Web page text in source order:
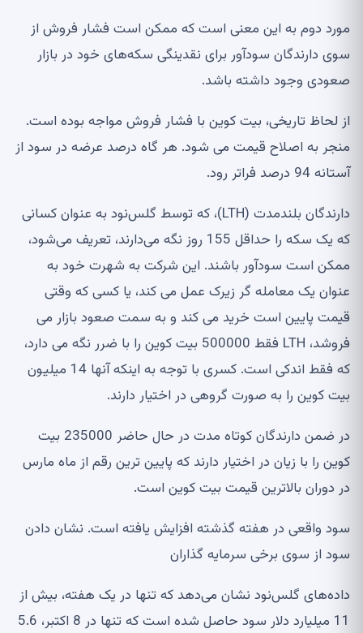
دوم به این معنی است که ممکن است فشار فروش از
دارندگان سودآور برای نقدینگی سکه‌های خود در بازار
وجود داشته باشد.
لحاظ تاریخی، بیت کوین با فشار فروش مواجه بوده است.
به اصلاح قیمت می شود. هر گاه درصد عرضه در سود از
94 درصد فراتر رود.
دارندگان بلندمدت (LTH)، که توسط گلس‌نود به عنوان کسانی
که یک سکه را حداقل 155 روز نگه می‌دارند، تعریف می‌شود،
است سودآور باشند. این شرکت به شهرت خود به
یک معامله گر زیرک عمل می کند، یا کسی که وقتی
پایین است خرید می کند و به سمت صعود بازار می
فروشد، LTH فقط 500000 بیت کوین را با ضرر نگه می دارد،
که فقط اندکی است. کسری با توجه به اینکه آنها 14 میلیون
کوین را به صورت گروهی در اختیار دارند.
در ضمن دارندگان کوتاه مدت در حال حاضر 235000 بیت
را با زیان در اختیار دارند که پایین ترین رقم از ماه مارس
دوران بالاترین قیمت بیت کوین است.
واقعی در هفته گذشته افزایش یافته است. نشان دادن
از سوی برخی سرمایه گذاران
گلس‌نود نشان می‌دهد که تنها در یک هفته، بیش از
11 میلیارد دلار سود حاصل شده است که تنها در 8 اکتبر، 5.6